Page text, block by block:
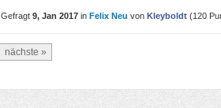
Gefragt 9, Jan 2017 in Felix Neu von Kleyboldt (120
nächste »